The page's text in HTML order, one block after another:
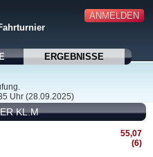
ANMELDEN
ERGEBNISSE
Uhr (28.09.2025)
KL.M
55,07
(6)